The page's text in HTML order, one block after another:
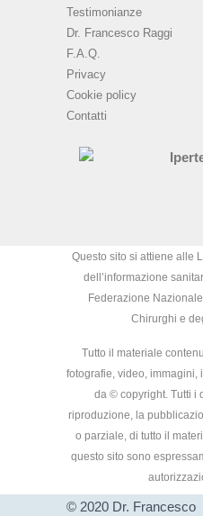
Testimonianze
Dr. Francesco Raggi
F.A.Q.
Privacy
Cookie policy
Contatti
Questo sito si attiene alle
dell’informazione
Federazione
Chirurghi e
Tutto il materiale
fotografie, video, immagini,
da © copyright. Tutti i
riproduzione, la
o parziale, di tutto il
questo sito sono
© 2020 Dr. Francesco